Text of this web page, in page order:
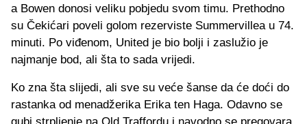
a Bowen donosi veliku pobjedu svom timu. Prethodno
su Čekićari poveli golom rezerviste Summervillea u 74.
minuti. Po viđenom, United je bio bolji i zaslužio je
najmanje bod, ali šta to sada vrijedi.
Ko zna šta slijedi, ali sve su veće šanse da će doći do
rastanka od menadžerika Erika ten Haga. Odavno se
gubi strpljenje na Old Traffordu i navodno se pregovara